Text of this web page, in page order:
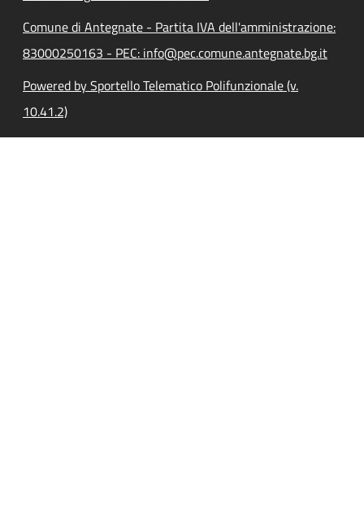
Comune di Antegnate - Partita IVA dell'amministrazione:
83000250163 - PEC: info@pec.comune.antegnate.bg.it
Powered by Sportello Telematico Polifunzionale (v.
10.41.2)